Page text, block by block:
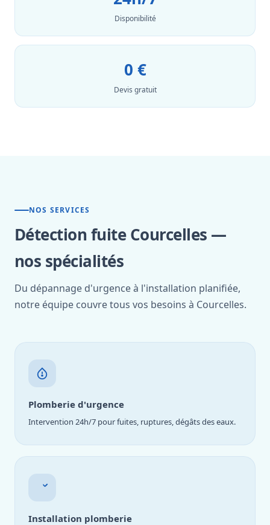
Disponibilité
0 €
Devis gratuit
NOS SERVICES
Détection fuite Courcelles —
nos spécialités
Du dépannage d'urgence à l'installation planifiée,
notre équipe couvre tous vos besoins à Courcelles.
Plomberie d'urgence
Intervention 24h/7 pour fuites, ruptures, dégâts des eaux.
Installation plomberie